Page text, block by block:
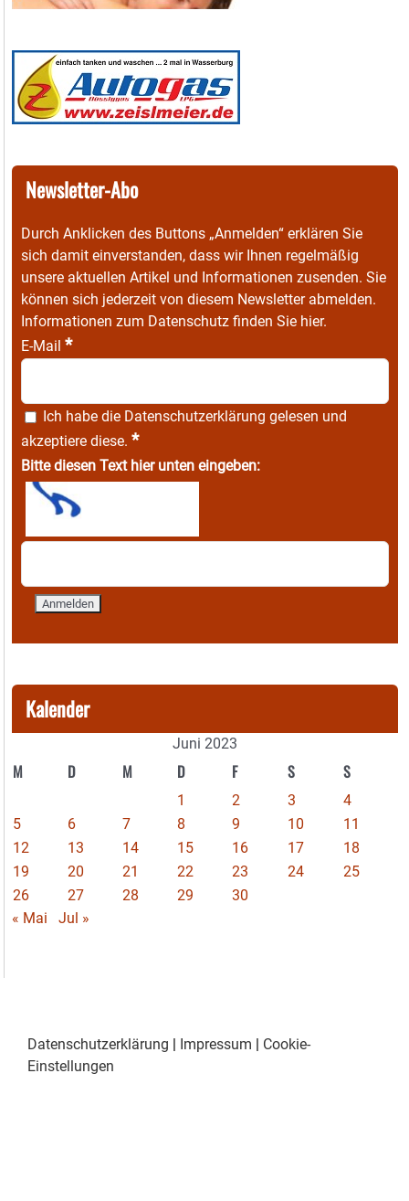
Newsletter-Abo
Durch Anklicken des Buttons „Anmelden“ erklären Sie
sich damit einverstanden, dass wir Ihnen regelmäßig
unsere aktuellen Artikel und Informationen zusenden. Sie
können sich jederzeit von diesem Newsletter abmelden.
Informationen zum Datenschutz finden Sie hier.
E-Mail *
Ich habe die Datenschutzerklärung gelesen und
akzeptiere diese. *
Bitte diesen Text hier unten eingeben:
Kalender
Juni 2023
M D M D F S S
1 2 3
4
5
6 7 8 9 10
11
12
13 14 15 16 17
18
19
20 21 22 23 24
25
26
27 28 29
30
« Mai
Jul »
Datenschutzerklärung | Impressum | Cookie-
Einstellungen